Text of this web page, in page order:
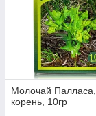
Молочай Палласа,
корень, 10гр